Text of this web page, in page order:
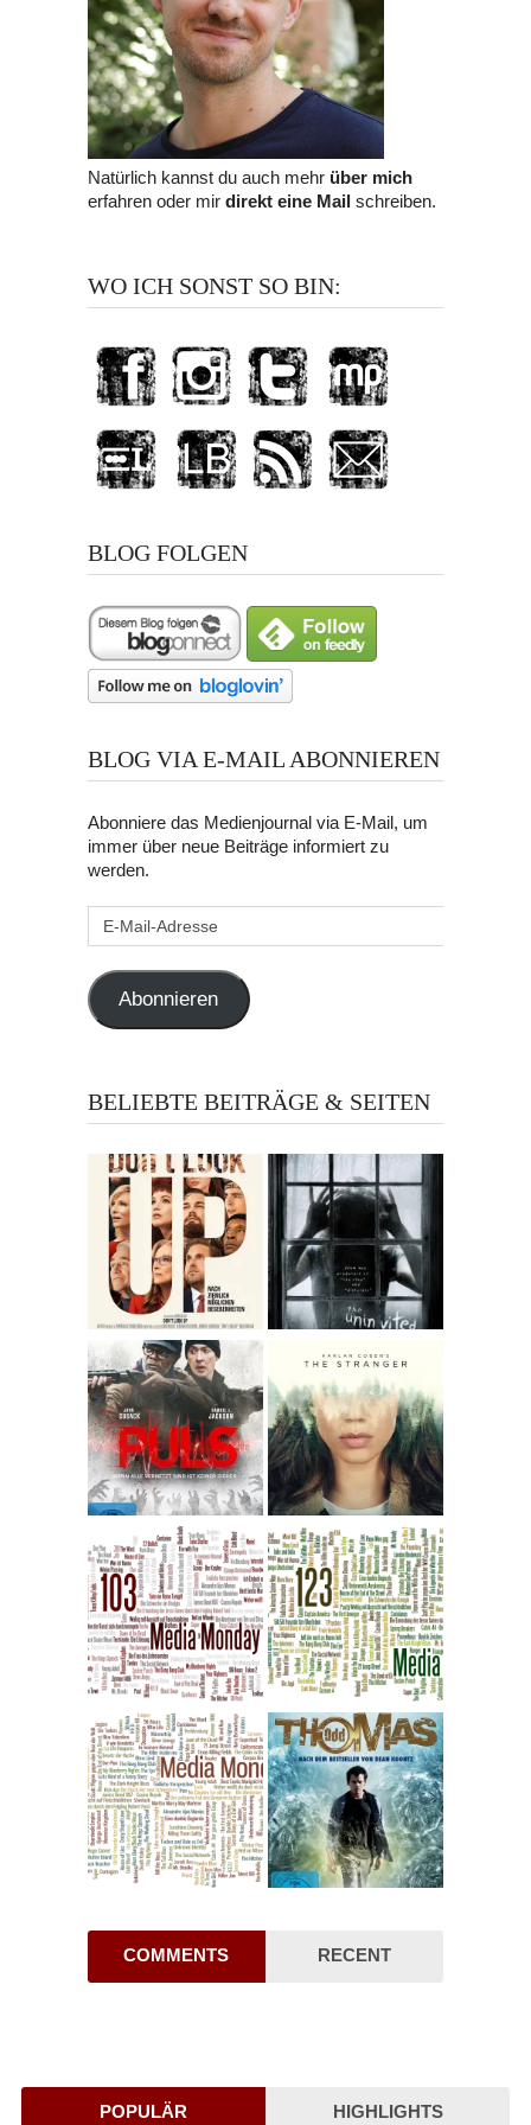
Natürlich kannst du auch mehr über mich
erfahren oder mir direkt eine Mailschreiben.
WO ICH SONST SO BIN:
BLOG FOLGEN
BLOG VIA E-MAIL ABONNIEREN
Abonniere das Medienjournal via E-Mail, um
immer über neue Beiträge informiert zu
werden.
Abonnieren
BELIEBTE BEITRÄGE & SEITEN
COMMENTS RECENT
POPULÄR HIGHLIGHTS